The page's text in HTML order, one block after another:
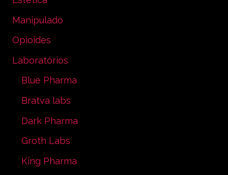
Manipulado
Opioides
Laboratórios
Blue Pharma
Bratva labs
Dark Pharma
Groth Labs
King Pharma